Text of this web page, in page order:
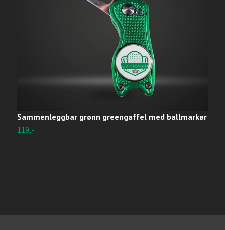
Sammenleggbar grønn greengaffel med ballmarkør
119,-